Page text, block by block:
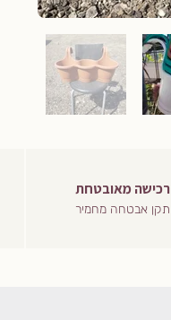
תקן אבטחה מחמיר
רכישה מאובטחת